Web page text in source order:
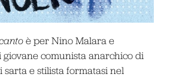
è per Nino Malara e
giovane comunista anarchico di
sarta e stilista formatasi nel